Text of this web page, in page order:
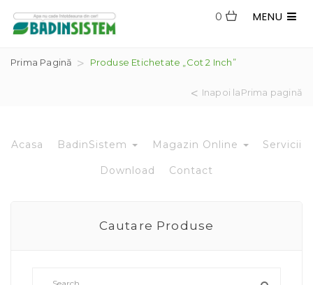
MENU
0
Prima Pagină Produse Etichetate „cot 2 Inch”
Inapoi laPrima pagină
Acasa BadinSistem Magazin Online Servicii
Download Contact
Cautare Produse